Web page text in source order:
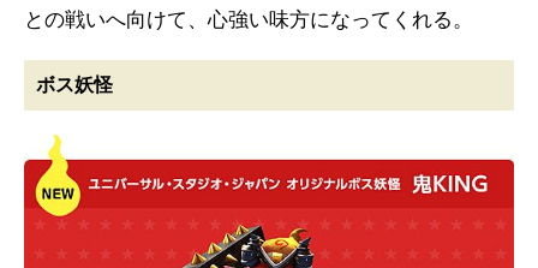
との戦いへ向けて、心強い味方になってくれる。
ボス妖怪